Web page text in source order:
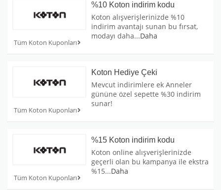
Tüm Koton Kuponları
%10 Koton indirim kodu
Koton alışverişlerinizde %10
indirim avantajı sunan bu fırsat,
modayı daha...Daha
Tüm Koton Kuponları
Koton Hediye Çeki
Mevcut indirimlere ek Anneler
gününe özel sepette %30 indirim
sunar!
Tüm Koton Kuponları
%15 Koton indirim kodu
Koton online alışverişlerinizde
geçerli olan bu kampanya ile ekstra
%15...Daha